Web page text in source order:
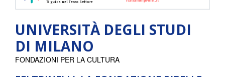
UNIVERSITÀ DEGLI STUDI
DI MILANO
FONDAZIONI PER LA CULTURA